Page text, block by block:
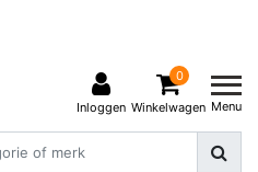
Inloggen
0
Winkelwagen Menu